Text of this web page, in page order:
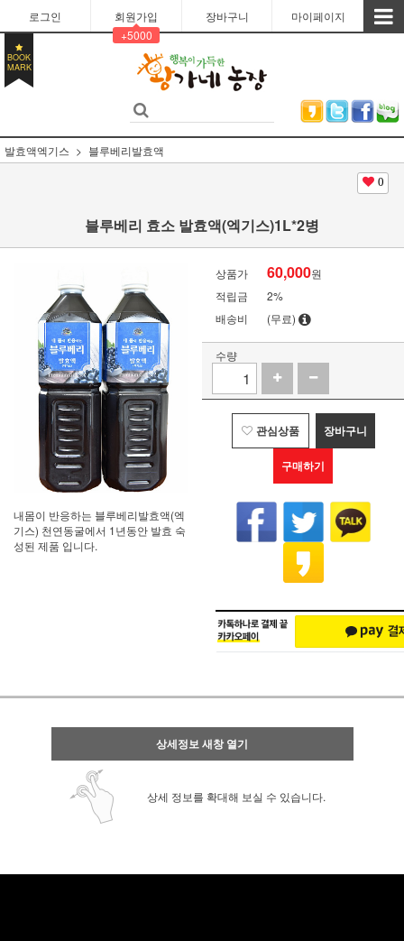
로그인
회원가입
+5000
장바구니 마이페이지
BOOK
MARK
발효액엑기스 블루베리발효액
0
블루베리 효소 발효액(엑기스)1L*2병
내몸이 반응하는 블루베리발효액(엑
기스) 천연동굴에서 1년동안 발효 숙
성된 제품 입니다.
상품가 60,000원
적립금
2%
배송비
(무료)
수량
관심상품 장바구니
구매하기
상세정보 새창 열기
상세 정보를 확대해 보실 수 있습니다.